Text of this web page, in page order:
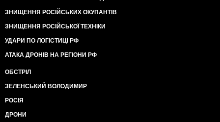
ЗНИЩЕННЯ РОСІЙСЬКИХ ОКУПАНТІВ
ЗНИЩЕННЯ РОСІЙСЬКОЇ ТЕХНІКИ
УДАРИ ПО ЛОГІСТИЦІ РФ
АТАКА ДРОНІВ НА РЕГІОНИ РФ
ОБСТРІЛ
ЗЕЛЕНСЬКИЙ ВОЛОДИМИР
РОСІЯ
ДРОНИ